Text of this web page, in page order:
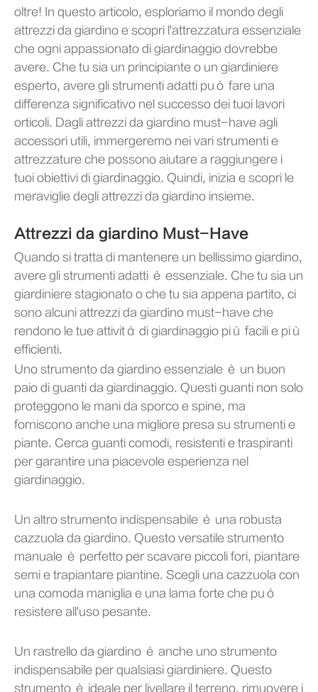
oltre! In questo articolo, esploriamo il mondo degli
attrezzi da giardino e scopri l'attrezzatura essenziale
che ogni appassionato di giardinaggio dovrebbe
avere. Che tu sia un principiante o un giardiniere
esperto, avere gli strumenti adatti può fare una
differenza significativo nel successo dei tuoi lavori
orticoli. Dagli attrezzi da giardino must-have agli
accessori utili, immergeremo nei vari strumenti e
attrezzature che possono aiutare a raggiungere i
tuoi obiettivi di giardinaggio. Quindi, inizia e scopri le
meraviglie degli attrezzi da giardino insieme.
Attrezzi da giardino Must-Have
Quando si tratta di mantenere un bellissimo giardino,
avere gli strumenti adatti è essenziale. Che tu sia un
giardiniere stagionato o che tu sia appena partito, ci
sono alcuni attrezzi da giardino must-have che
rendono le tue attività di giardinaggio più facili e più
efficienti.
Uno strumento da giardino essenziale è un buon
paio di guanti da giardinaggio. Questi guanti non solo
proteggono le mani da sporco e spine, ma
forniscono anche una migliore presa su strumenti e
piante. Cerca guanti comodi, resistenti e traspiranti
per garantire una piacevole esperienza nel
giardinaggio.
Un altro strumento indispensabile è una robusta
cazzuola da giardino. Questo versatile strumento
manuale è perfetto per scavare piccoli fori, piantare
semi e trapiantare piantine. Scegli una cazzuola con
una comoda maniglia e una lama forte che può
resistere all'uso pesante.
Un rastrello da giardino è anche uno strumento
indispensabile per qualsiasi giardiniere. Questo
strumento è ideale per livellare il terreno, rimuovere i